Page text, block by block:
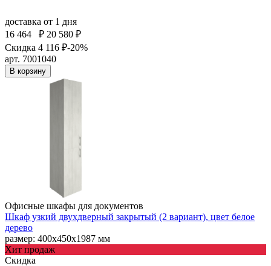
доставка от 1 дня
16 464
₽ 20 580 ₽
Скидка 4 116 ₽-20%
арт. 7001040
В корзину
Офисные шкафы для документов
Шкаф узкий двухдверный закрытый (2 вариант), цвет белое
дерево
размер: 400х450х1987 мм
Хит продаж
Скидка